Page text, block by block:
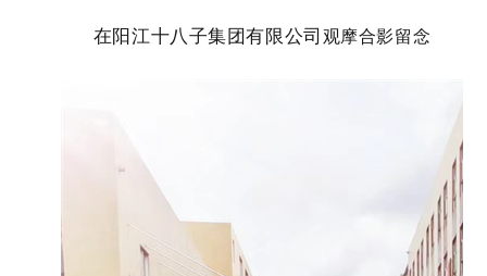
在阳江十八子集团有限公司 观摩合影留念